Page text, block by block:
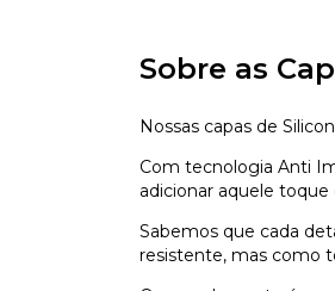
Sobre as
Nossas capas de
Com tecnologia Anti
adicionar aquele
Sabemos que cada
resistente, mas como